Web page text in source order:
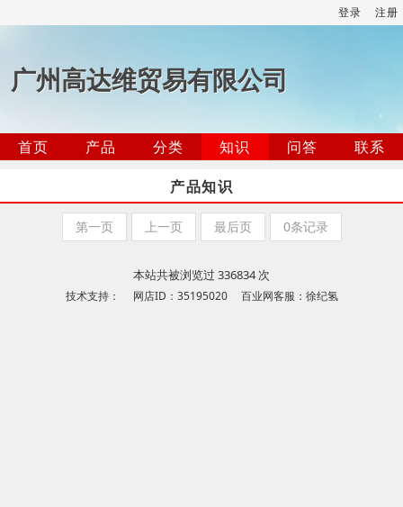
登录 注册
广州高达维贸易有限公司
首页 产品 分类 知识 问答
联系
产品知识
第一页 上一页 最后页 0条记录
本站共被浏览过 336834 次
技术支持： 网店ID：35195020 百业网客服：徐纪氢